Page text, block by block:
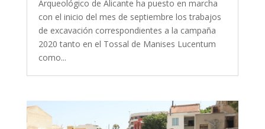
Arqueológico de Alicante ha puesto en marcha
con el inicio del mes de septiembre los trabajos
de excavación correspondientes a la campaña
2020 tanto en el Tossal de Manises Lucentum
como...